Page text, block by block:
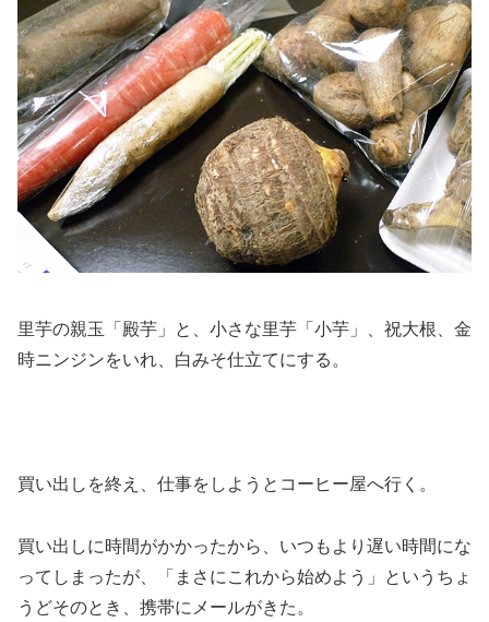
里芋の親玉「殿芋」と、小さな里芋「小芋」、祝大根、金
時ニンジンをいれ、白みそ仕立てにする。
買い出しを終え、仕事をしようとコーヒー屋へ行く。
買い出しに時間がかかったから、いつもより遅い時間にな
ってしまったが、「まさにこれから始めよう」というちょ
うどそのとき、携帯にメールがきた。